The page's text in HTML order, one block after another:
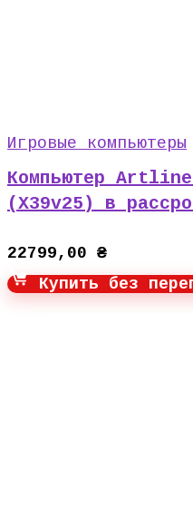
Игровые компьютеры
Компьютер Artline
(X39v25) в
22799,00 ₴
Купить без